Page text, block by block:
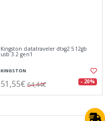
Kingston datatraveler dtxg2 512gb
usb 3.2 gen1
KINGSTON
51,55€ 64,44€ - 20%